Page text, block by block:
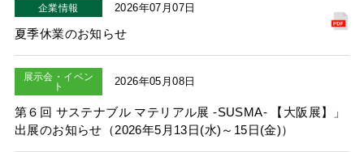
企業情報 2026年07月07日
夏季休業のお知らせ
展示会・イベン
ト
2026年05月08日
第６回 サステナブル マテリアル展 -SUSMA- 【大阪展】」
出展のお知らせ（2026年5月13日(水)～15日(金)）